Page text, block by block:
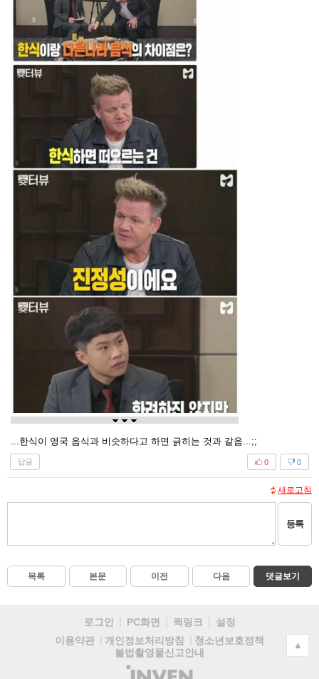
...한식이 영국 음식과 비슷하다고 하면 긁히는 것과 같음...;;
답글 0
0
새로고침
등록
목록 본문 이전 다음 댓글보기
로그인 PC화면 퀵링크
설정
이용약관
개인정보처리방침
청소년보호정책
불법촬영물신고안내
(주)
▲